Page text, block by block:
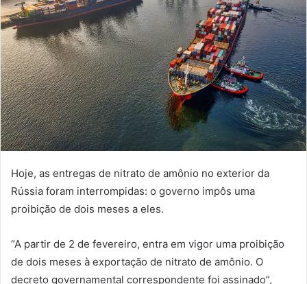
Hoje, as entregas de nitrato de amônio no exterior da
Rússia foram interrompidas: o governo impôs uma
proibição de dois meses a eles.
“A partir de 2 de fevereiro, entra em vigor uma proibição
de dois meses à exportação de nitrato de amônio. O
decreto governamental correspondente foi assinado”,